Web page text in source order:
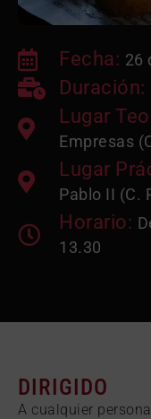
Fecha: 26
Duración:
Lugar
Empresas
Lugar
Pablo II (C.
Horario:
13.30
DIRIGIDO
A cualquier